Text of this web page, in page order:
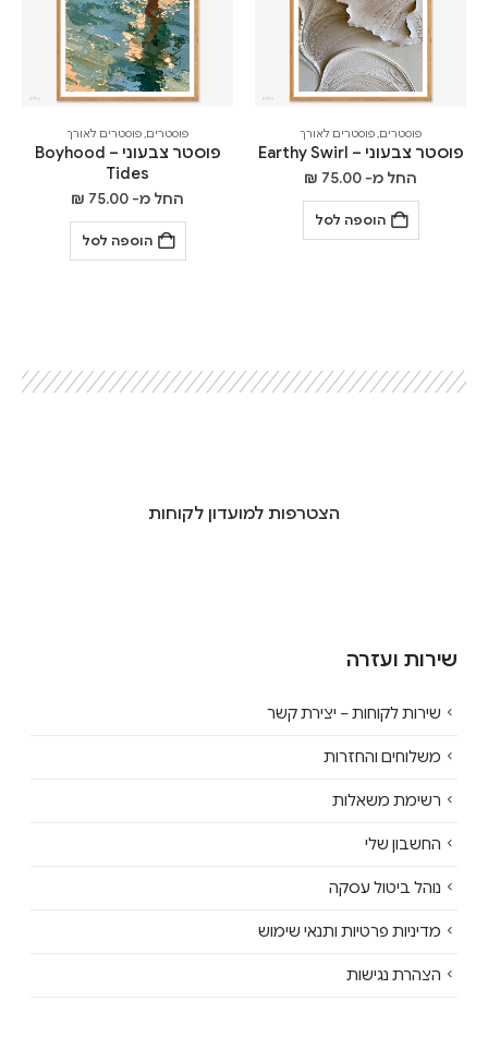
פוסטרים,פוסטרים לאורך
פוסטר צבעוני – Earthy Swirl
החל מ- ₪ 75.00
הוספה לסל
פוסטרים,פוסטרים לאורך
פוסטר צבעוני – Boyhood
Tides
החל מ- ₪ 75.00
הוספה לסל
הצטרפות למועדון לקוחות
שירות ועזרה
שירות לקוחות – יצירת קשר
משלוחים והחזרות
רשימת משאלות
החשבון שלי
נוהל ביטול עסקה
מדיניות פרטיות ותנאי שימוש
הצהרת נגישות